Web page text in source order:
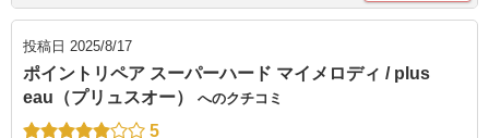
投稿日 2025/8/17
ポイントリペア スーパーハード マイメロディ / plus
eau（プリュスオー） へのクチコミ
5